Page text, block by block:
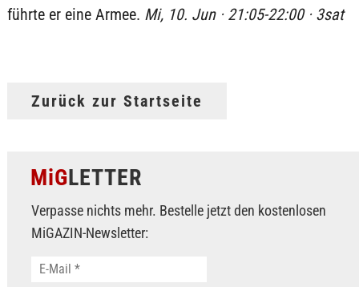
führte er eine Armee. Mi, 10. Jun · 21:05-22:00 · 3sat
Zurück zur Startseite
MiGLETTER
Verpasse nichts mehr. Bestelle jetzt den kostenlosen
MiGAZIN-Newsletter: